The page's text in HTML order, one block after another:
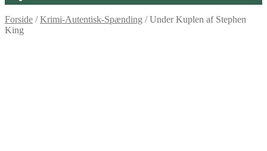
Forside /Krimi-Autentisk-Spænding /Under Kuplen af Stephen
King